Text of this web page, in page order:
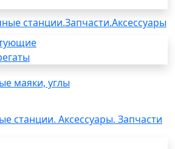
станции.Запчасти.Аксессуары
маяки, углы
станции. Аксессуары. Запчасти